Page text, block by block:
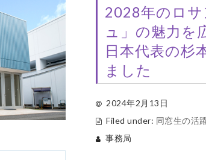
2028年のロ
ュ」の魅力を
日本代表の杉
ました
2024年2月13日
Filed under: 同窓生の活
事務局